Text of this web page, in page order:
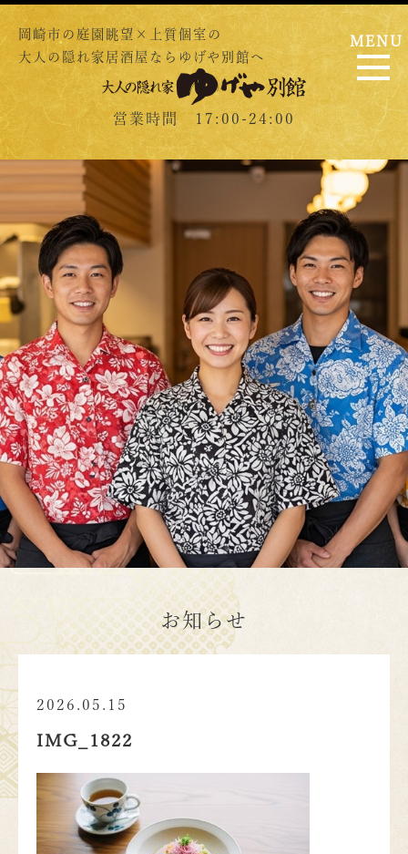
岡崎市の庭園眺望×上質個室の
大人の隠れ家居酒屋ならゆげや別館へ
営業時間 17:00-24:00
MENU
お知らせ
2026.05.15
IMG_1822